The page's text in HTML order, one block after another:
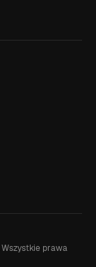
Wszystkie prawa